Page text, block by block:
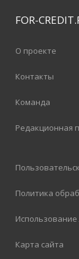
FOR-CREDIT
О проекте
Контакты
Команда
Редакционная
Политика
Использование
Карта сайта